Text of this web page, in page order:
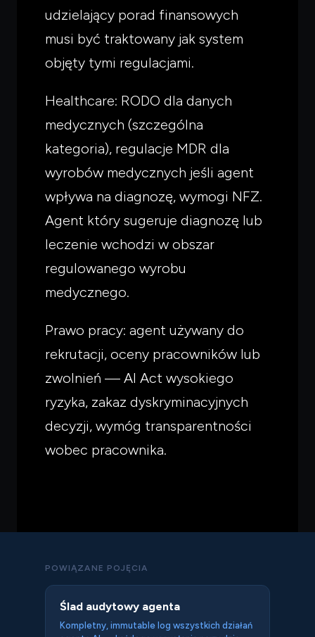
udzielający porad finansowych
musi być traktowany jak system
objęty tymi regulacjami.
Healthcare: RODO dla danych
medycznych (szczególna
kategoria), regulacje MDR dla
wyrobów medycznych jeśli agent
wpływa na diagnozę, wymogi NFZ.
Agent który sugeruje diagnozę lub
leczenie wchodzi w obszar
regulowanego wyrobu
medycznego.
Prawo pracy: agent używany do
rekrutacji, oceny pracowników lub
zwolnień — AI Act wysokiego
ryzyka, zakaz dyskryminacyjnych
decyzji, wymóg transparentności
wobec pracownika.
POWIĄZANE POJĘCIA
Ślad audytowy agenta
Kompletny, immutable log wszystkich działań